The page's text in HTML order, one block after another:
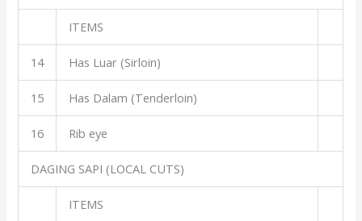
ITEMS
14 Has Luar (Sirloin)
15 Has Dalam (Tenderloin)
16 Rib eye
DAGING SAPI (LOCAL CUTS)
ITEMS